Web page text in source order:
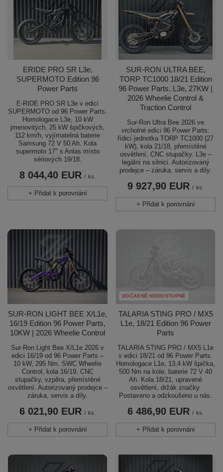
ERIDE PRO SR L3e,
SUPERMOTO Edition 96
Power Parts
E-RIDE PRO SR L3e v edici
SUPERMOTO od 96 Power Parts.
Homologace L3e, 10 kW
jmenovitých, 25 kW špičkových,
112 km/h, vyjímatelná baterie
Samsung 72 V 50 Ah. Kola
supermoto 17" s Anlas místo
sériových 19/18.
8 044,40 EUR / ks.
+ Přidat k porovnání
SUR-RON ULTRA BEE,
TORP TC1000 18/21 Edition
96 Power Parts, L3e, 27KW |
2026 Wheelie Control &
Traction Control
Sur-Ron Ultra Bee 2026 ve
vrcholné edici 96 Power Parts:
řídicí jednotka TORP TC1000 (27
kW), kola 21/18, přemístěné
osvětlení, CNC stupačky. L3e –
legální na silnici. Autorizovaný
prodejce – záruka, servis a díly.
9 927,90 EUR / ks.
+ Přidat k porovnání
SUR-RON LIGHT BEE X/L1e,
16/19 Edition 96 Power Parts,
10KW | 2026 Wheelie Control
Sur-Ron Light Bee X/L1e 2026 v
edici 16/19 od 96 Power Parts –
10 kW, 295 Nm, SWC Wheelie
Control, kola 16/19, CNC
stupačky, vzpěra, přemístěné
osvětlení. Autorizovaný prodejce –
záruka, servis a díly.
6 021,90 EUR / ks.
+ Přidat k porovnání
DOČASNĚ NEDOSTUPNÉ
TALARIA STING PRO / MX5
L1e, 18/21 Edition 96 Power
Parts
TALARIA STING PRO / MX5 L1e
v edici 18/21 od 96 Power Parts.
Homologace L1e, 13,4 kW špička,
500 Nm na kole, baterie 72 V 40
Ah. Kola 18/21, upravené
osvětlení, držák značky.
Postaveno a odzkoušeno u nás.
6 486,90 EUR / ks.
+ Přidat k porovnání